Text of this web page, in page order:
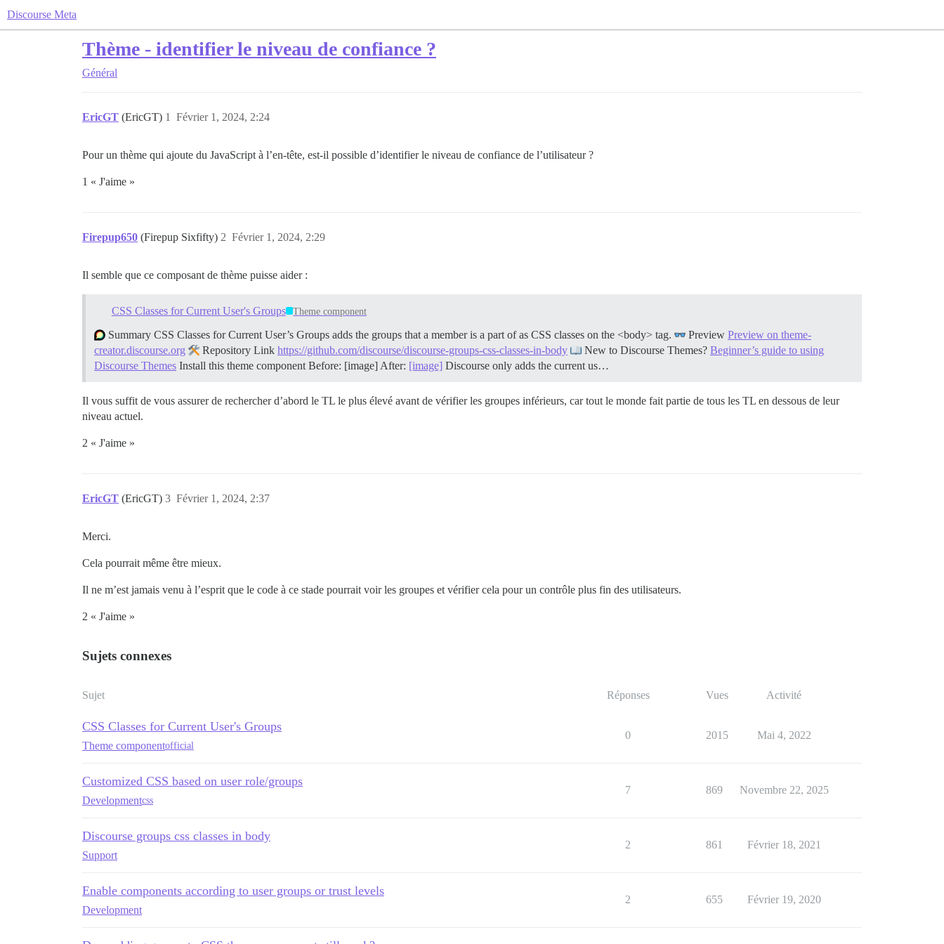
Discourse Meta
Thème - identifier le niveau de confiance ?
Général
EricGT (EricGT) Février 1, 2024, 2:24
1
Pour un thème qui ajoute du JavaScript à l’en-tête, est-il possible d’identifier le niveau de confiance de l’utilisateur ?
1 « J'aime »
Firepup650 (Firepup Sixfifty) Février 1, 2024, 2:29
2
Il semble que ce composant de thème puisse aider :
CSS Classes for Current User's Groups Theme component
Summary CSS Classes for Current User’s Groups adds the groups that a member is a part of as CSS classes on the <body> tag. Preview Preview on theme-
creator.discourse.org
Repository Link https://github.com/discourse/discourse-groups-css-classes-in-body New to Discourse Themes? Beginner’s guide to using
Discourse Themes Install this theme component Before: [image] After: [image] Discourse only adds the current us…
Il vous suffit de vous assurer de rechercher d’abord le TL le plus élevé avant de vérifier les groupes inférieurs, car tout le monde fait partie de tous les TL en dessous de leur
niveau actuel.
2 « J'aime »
EricGT (EricGT) Février 1, 2024, 2:37
3
Merci.
Cela pourrait même être mieux.
Il ne m’est jamais venu à l’esprit que le code à ce stade pourrait voir les groupes et vérifier cela pour un contrôle plus fin des utilisateurs.
2 « J'aime »
Sujets connexes
Sujet Réponses Vues Activité
CSS Classes for Current User's Groups
Theme componentofficial
0 2015 Mai 4, 2022
Customized CSS based on user role/groups
Developmentcss
7 869 Novembre 22, 2025
Discourse groups css classes in body
Support
2 861 Février 18, 2021
Enable components according to user groups or trust levels
Development
2 655 Février 19, 2020